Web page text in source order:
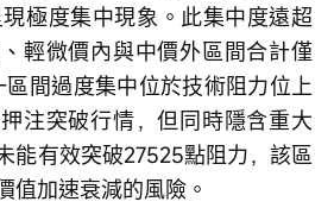
極度集中現象。此集中度遠超
輕微價內與中價外區間合計僅
區間過度集中位於技術阻力位上
注突破行情，但同時隱含重大
能有效突破27525點阻力，該區
值加速衰減的風險。